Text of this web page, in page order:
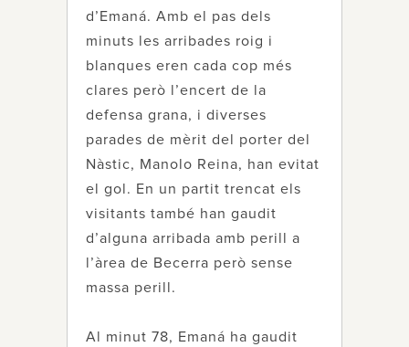
d’Emaná. Amb el pas dels
minuts les arribades roig i
blanques eren cada cop més
clares però l’encert de la
defensa grana, i diverses
parades de mèrit del porter del
Nàstic, Manolo Reina, han evitat
el gol. En un partit trencat els
visitants també han gaudit
d’alguna arribada amb perill a
l’àrea de Becerra però sense
massa perill.
Al minut 78, Emaná ha gaudit